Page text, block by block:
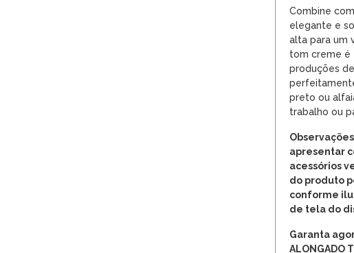
Combine
elegante e
alta para um
tom creme é
produções
preto ou
trabalho ou
apresentar
acessórios
do produto
conforme
de tela do
Garanta
ALONGADO